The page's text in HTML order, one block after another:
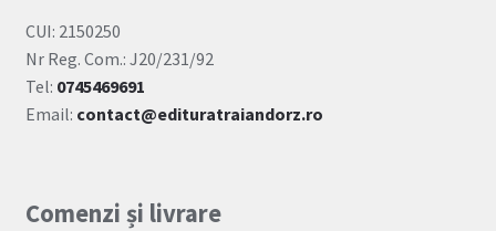
CUI: 2150250
Nr Reg. Com.: J20/231/92
Tel: 0745469691
Email: contact@edituratraiandorz.ro
Comenzi și livrare